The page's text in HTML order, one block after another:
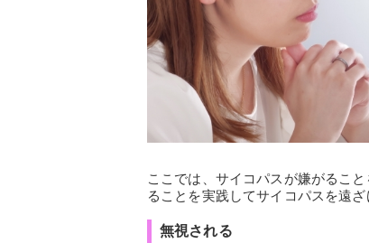
ここでは、サイコパスが嫌がるこ
ることを実践してサイコパスを遠ざ
無視される